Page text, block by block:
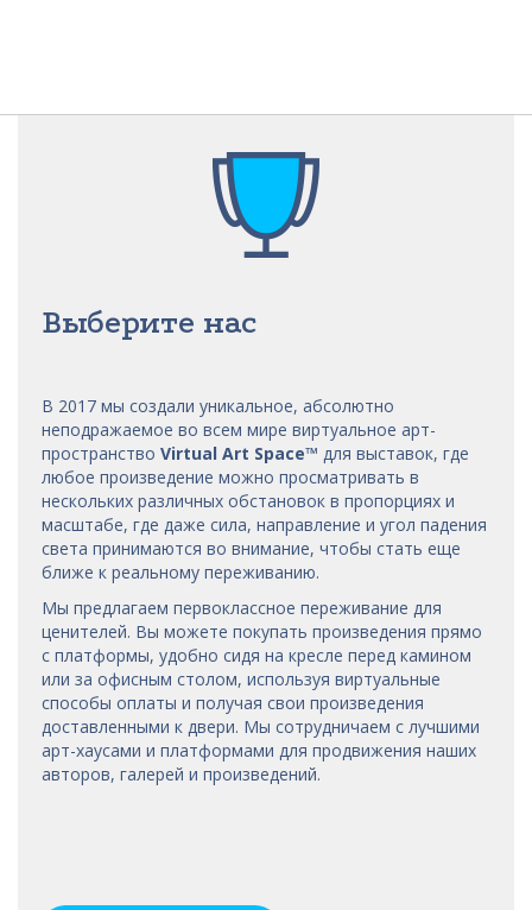
Выберите нас
В 2017 мы создали уникальное, абсолютно
неподражаемое во всем мире виртуальное арт-
пространство Virtual Art Space™ для выставок, где
любое произведение можно просматривать в
нескольких различных обстановок в пропорциях и
масштабе, где даже сила, направление и угол падения
света принимаются во внимание, чтобы стать еще
ближе к реальному переживанию.
Мы предлагаем первоклассное переживание для
ценителей. Вы можете покупать произведения прямо
с платформы, удобно сидя на кресле перед камином
или за офисным столом, используя виртуальные
способы оплаты и получая свои произведения
доставленными к двери. Мы сотрудничаем с лучшими
арт-хаусами и платформами для продвижения наших
авторов, галерей и произведений.